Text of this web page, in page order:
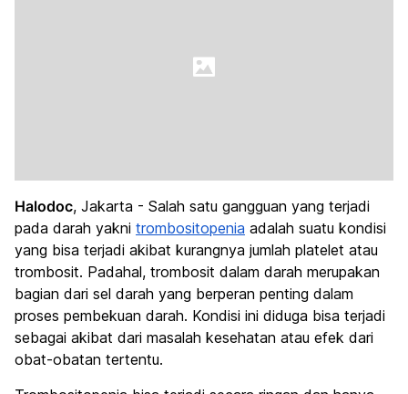
Halodoc, Jakarta - Salah satu gangguan yang terjadi
pada darah yakni trombositopenia adalah suatu kondisi
yang bisa terjadi akibat kurangnya jumlah platelet atau
trombosit. Padahal, trombosit dalam darah merupakan
bagian dari sel darah yang berperan penting dalam
proses pembekuan darah. Kondisi ini diduga bisa terjadi
sebagai akibat dari masalah kesehatan atau efek dari
obat-obatan tertentu.